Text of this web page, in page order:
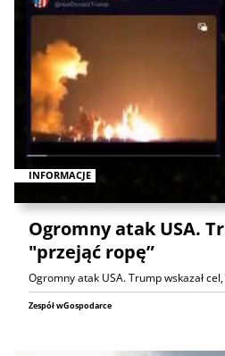
INFORMACJE
Ogromny atak USA.
"przejąć ropę”
Ogromny atak USA. Trump wskazał
Zespół wGospodarce